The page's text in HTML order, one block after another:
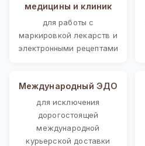
медицины и клиник
для работы с
маркировкой лекарств и
электронными рецептами
Международный ЭДО
для исключения
дорогостоящей
международной
курьерской доставки